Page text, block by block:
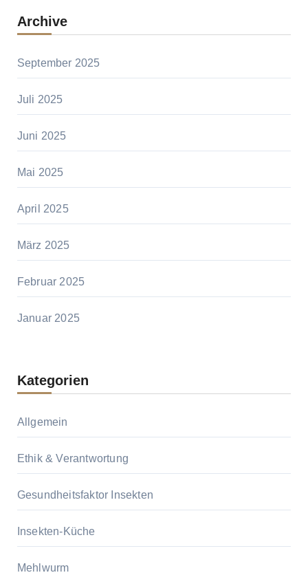
Archive
September 2025
Juli 2025
Juni 2025
Mai 2025
April 2025
März 2025
Februar 2025
Januar 2025
Kategorien
Allgemein
Ethik & Verantwortung
Gesundheitsfaktor Insekten
Insekten-Küche
Mehlwurm